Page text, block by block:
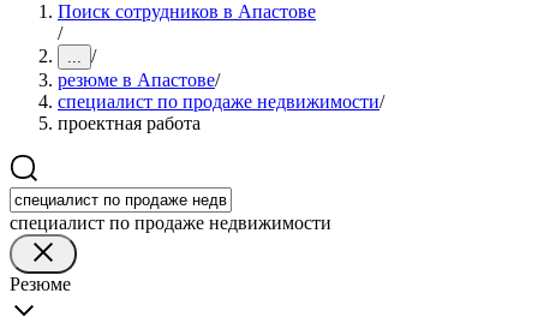
Поиск сотрудников в Апастове
/
... /
резюме в Апастове/
специалист по продаже недвижимости/
проектная работа
специалист по продаже недвижимости
Резюме